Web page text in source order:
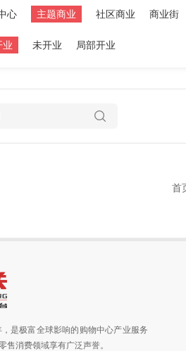
心 主题商业 社区商业 商业街
业 未开业 局部开业
首
是极富全球影响的购物中心产业服务
售消费领域享有广泛声誉。